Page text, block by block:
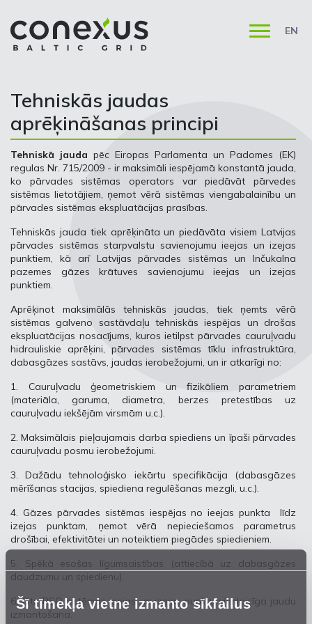
Šī tīmekļa vietne izmanto sīkfailus
EN
Tehniskās jaudas
aprēķināšanas principi
Tehniskā jauda pēc Eiropas Parlamenta un Padomes (EK)
regulas Nr. 715/2009 - ir maksimāli iespējamā konstantā jauda,
ko pārvades sistēmas operators var piedāvāt pārvedes
sistēmas lietotājiem, ņemot vērā sistēmas viengabalainību un
pārvades sistēmas ekspluatācijas prasības.
Tehniskās jauda tiek aprēķināta un piedāvāta visiem Latvijas
pārvades sistēmas starpvalstu savienojumu ieejas un izejas
punktiem, kā arī Latvijas pārvades sistēmas un Inčukalna
pazemes gāzes krātuves savienojumu ieejas un izejas
punktiem.
Aprēķinot maksimālās tehniskās jaudas, tiek ņemts vērā
sistēmas galveno sastāvdaļu tehniskās iespējas un drošas
ekspluatācijas nosacījums, kuros ietilpst pārvades cauruļvadu
hidrauliskie aprēķini, pārvades sistēmas tīklu infrastruktūra,
dabasgāzes sastāvs, jaudas ierobežojumi, un ir atkarīgi no:
1. Cauruļvadu ģeometriskiem un fizikāliem parametriem
(materiāla, garuma, diametra, berzes pretestības uz
cauruļvadu iekšējām virsmām u.c.).
2. Maksimālais pieļaujamais darba spiediens un īpaši pārvades
cauruļvadu posmu ierobežojumi.
3. Dažādu tehnoloģisko iekārtu specifikācija (dabasgāzes
mērīšanas stacijas, spiediena regulēšanas mezgli, u.c.).
4. Gāzes pārvades sistēmas iespējas no ieejas punkta līdz
izejas punktam, ņemot vērā nepieciešamos parametrus
drošībai, efektivitātei un noteiktiem piegādes spiedieniem.
5. Spēkā esošas līgumsaistības (attiecībā uz dabasgāzes
daudzumu un spiedienu).
6. Citu PSO sistēmas ieejas un izejas punktu vienlaicīga jaudu
izmantošana.